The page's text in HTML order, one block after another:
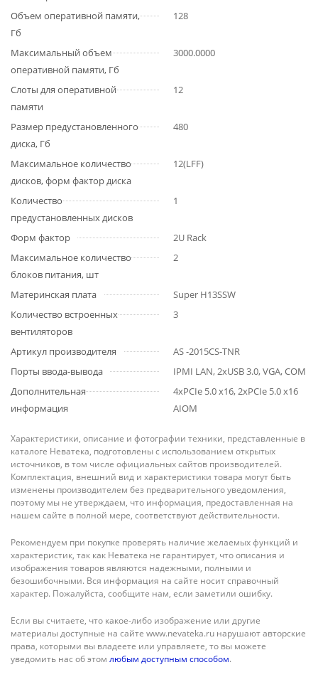
Объем оперативной памяти,
Гб
128
Максимальный объем
оперативной памяти, Гб
3000.0000
Слоты для оперативной
памяти
12
Размер предустановленного
диска, Гб
480
Максимальное количество
дисков, форм фактор диска
12(LFF)
Количество
предустановленных дисков
1
Форм фактор
2U Rack
Максимальное количество
блоков питания, шт
2
Материнская плата
Super H13SSW
Количество встроенных
вентиляторов
3
Артикул производителя
AS -2015CS-TNR
Порты ввода-вывода
IPMI LAN, 2хUSB 3.0, VGA, COM
Дополнительная
информация
4хPCIe 5.0 x16, 2хPCIe 5.0 x16
AIOM
Характеристики, описание и фотографии техники, представленные в
каталоге Неватека, подготовлены с использованием открытых
источников, в том числе официальных сайтов производителей.
Комплектация, внешний вид и характеристики товара могут быть
изменены производителем без предварительного уведомления,
поэтому мы не утверждаем, что информация, предоставленная на
нашем сайте в полной мере, соответствуют действительности.
Рекомендуем при покупке проверять наличие желаемых функций и
характеристик, так как Неватека не гарантирует, что описания и
изображения товаров являются надежными, полными и
безошибочными. Вся информация на сайте носит справочный
характер. Пожалуйста, сообщите нам, если заметили ошибку.
Если вы считаете, что какое-либо изображение или другие
материалы доступные на сайте www.nevateka.ru нарушают авторские
права, которыми вы владеете или управляете, то вы можете
уведомить нас об этом любым доступным способом.